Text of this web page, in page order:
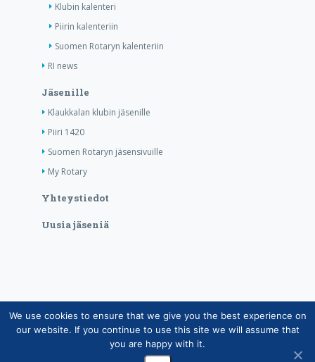
Klubin kalenteri
Piirin kalenteriin
Suomen Rotaryn kalenteriin
RI news
Jäsenille
Klaukkalan klubin jäsenille
Piiri 1420
Suomen Rotaryn jäsensivuille
My Rotary
Yhteystiedot
Uusia jäseniä
Copyright © Suomen Rotarypalvelu ry 2026 |
Jäsentietojärjestelmän tietosuojaseloste|Henkilötietojen
käsittely Rotarytoiminnassa
We use cookies to ensure that we give you the best experience on
our website. If you continue to use this site we will assume that
you are happy with it.